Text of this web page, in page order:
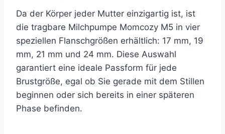
Da der Körper jeder Mutter einzigartig ist, ist
die tragbare Milchpumpe Momcozy M5 in vier
speziellen Flanschgrößen erhältlich: 17 mm, 19
mm, 21 mm und 24 mm. Diese Auswahl
garantiert eine ideale Passform für jede
Brustgröße, egal ob Sie gerade mit dem Stillen
beginnen oder sich bereits in einer späteren
Phase befinden.